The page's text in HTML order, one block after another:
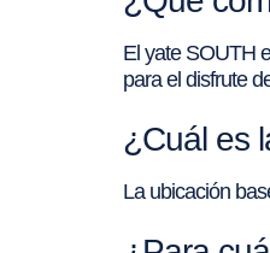
El yate SOUTH
para el disfrute
¿Cuál es
La ubicación